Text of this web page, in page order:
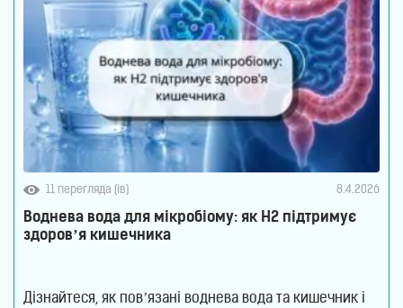
11 перегляда (ів) 8.4.2026
Воднева вода для мікробіому: як H2 підтримує
здоров’я кишечника
Дізнайтеся, як пов’язані воднева вода та кишечник і